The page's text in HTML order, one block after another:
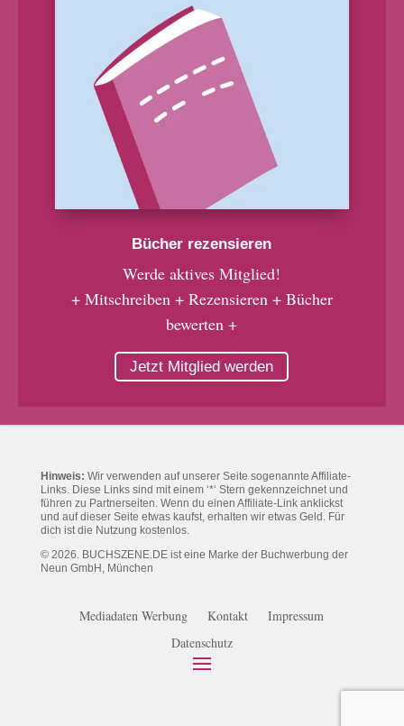
Bücher rezensieren
Werde aktives Mitglied!
+ Mitschreiben + Rezensieren + Bücher
bewerten +
Jetzt Mitglied werden
Hinweis: Wir verwenden auf unserer Seite sogenannte Affiliate-
Links. Diese Links sind mit einem ‘*‘ Stern gekennzeichnet und
führen zu Partnerseiten. Wenn du einen Affiliate-Link anklickst
und auf dieser Seite etwas kaufst, erhalten wir etwas Geld. Für
dich ist die Nutzung kostenlos.
© 2026. BUCHSZENE.DE ist eine Marke der Buchwerbung der
Neun GmbH, München
Mediadaten Werbung Kontakt
Impressum
Datenschutz